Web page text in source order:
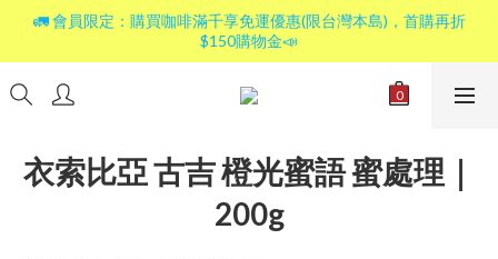
🚛 會員限定：購買咖啡滿千享免運優惠(限台灣本島)，首購再折
$150購物金📣
衣索比亞 古吉 橙光蜜語 蜜處理｜
200g